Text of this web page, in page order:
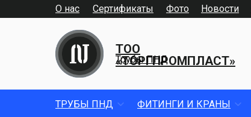
О нас Фото
Сертификаты Новости
ТОО
«ТОРГПРОМПЛАСТ»
Трубы ПНД
ТРУБЫ ПНД ФИТИНГИ И КРАНЫ